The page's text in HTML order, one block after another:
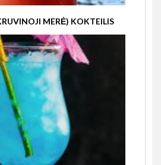
MERĖ) KOKTEILIS